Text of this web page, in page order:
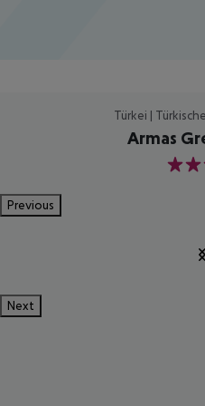
Türkei |
Armas
4
Previous
Next